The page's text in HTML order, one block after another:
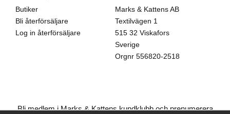
Butiker
Bli återförsäljare
Log in återförsäljare
Marks & Kattens AB
Textilvägen 1
515 32 Viskafors
Sverige
Orgnr 556820-2518
Bli medlem i Marks & Kattens kundklubb och prenumerera